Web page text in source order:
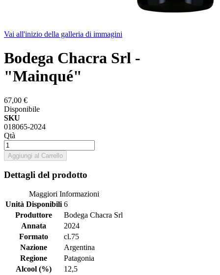
Vai all'inizio della galleria di immagini
Bodega Chacra Srl -
"Mainqué"
67,00 €
Disponibile
SKU
018065-2024
Qtà
Aggiungi al Carrello
Dettagli del prodotto
Maggiori Informazioni
Unità Disponibili 6
Produttore
Bodega Chacra Srl
Annata
2024
Formato
cl.75
Nazione
Argentina
Regione
Patagonia
Alcool (%)
12,5